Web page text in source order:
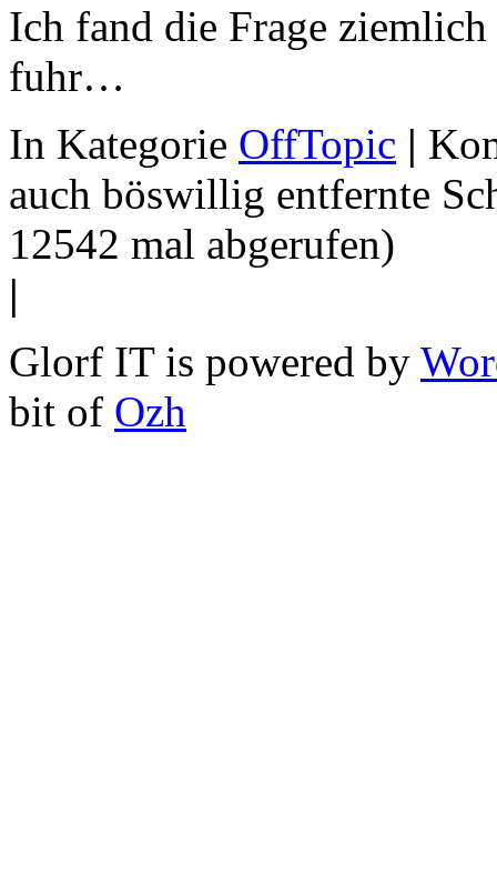
Ich fand die Frage
fuhr…
In Kategorie OffTopic |
auch böswillig entfernte
12542 mal abgerufen)
|
Glorf IT is powered by
bit of Ozh